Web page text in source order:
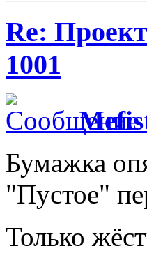
Re:
1001
Бумажка
"Пустое"
Только